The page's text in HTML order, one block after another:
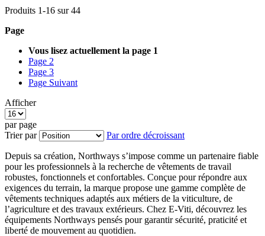
Produits 1-16 sur44
Page
Vous lisez actuellement la page 1
Page 2
Page 3
Page Suivant
Afficher
par page
Trier par
Par ordre décroissant
Depuis sa création, Northways s’impose comme un partenaire fiable
pour les professionnels à la recherche de vêtements de travail
robustes, fonctionnels et confortables. Conçue pour répondre aux
exigences du terrain, la marque propose une gamme complète de
vêtements techniques adaptés aux métiers de la viticulture, de
l’agriculture et des travaux extérieurs. Chez E-Viti, découvrez les
équipements Northways pensés pour garantir sécurité, praticité et
liberté de mouvement au quotidien.